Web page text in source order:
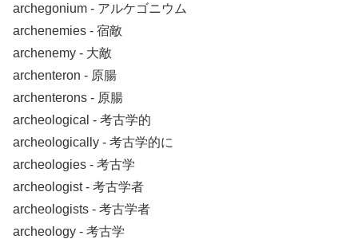
archegonium ‐ アルケゴニウム
archenemies ‐ 宿敵
archenemy ‐ 大敵
archenteron ‐ 原腸
archenterons ‐ 原腸
archeological ‐ 考古学的
archeologically ‐ 考古学的に
archeologies ‐ 考古学
archeologist ‐ 考古学者
archeologists ‐ 考古学者
archeology ‐ 考古学